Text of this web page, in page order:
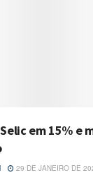
em 15% e
29 DE JANEIRO DE